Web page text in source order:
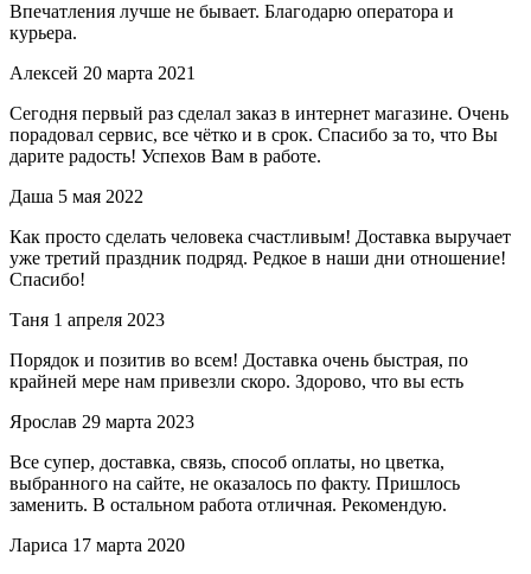
Впечатления лучше не бывает. Благодарю оператора и
курьера.
Алексей 20 марта 2021
Сегодня первый раз сделал заказ в интернет магазине. Очень
порадовал сервис, все чётко и в срок. Спасибо за то, что Вы
дарите радость! Успехов Вам в работе.
Даша 5 мая 2022
Как просто сделать человека счастливым! Доставка выручает
уже третий праздник подряд. Редкое в наши дни отношение!
Спасибо!
Таня 1 апреля 2023
Порядок и позитив во всем! Доставка очень быстрая, по
крайней мере нам привезли скоро. Здорово, что вы есть
Ярослав 29 марта 2023
Все супер, доставка, связь, способ оплаты, но цветка,
выбранного на сайте, не оказалось по факту. Пришлось
заменить. В остальном работа отличная. Рекомендую.
Лариса 17 марта 2020